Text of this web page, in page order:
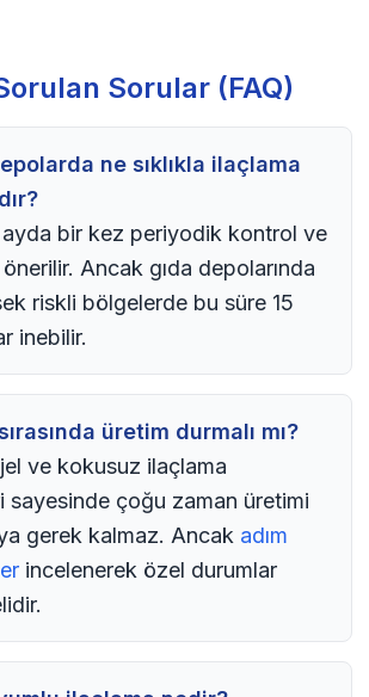
Sorular (FAQ)
ne sıklıkla ilaçlama
ayda bir kez periyodik kontrol ve
Ancak gıda depolarında
riskli bölgelerde bu süre 15
inebilir.
üretim durmalı mı?
jel ve kokusuz ilaçlama
sayesinde çoğu zaman üretimi
gerek kalmaz. Ancak adım
incelenerek özel durumlar